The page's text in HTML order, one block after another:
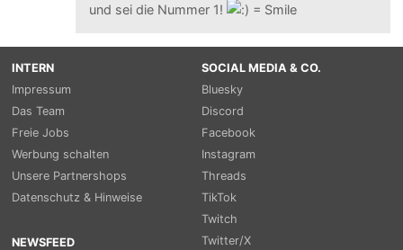
und sei die Nummer 1!
INTERN
Impressum
Das Team
Freie Jobs
Werbung schalten
Unsere Partnershops
Datenschutz & Hinweise
NEWSFEED
SOCIAL MEDIA & CO.
Bluesky
Discord
Facebook
Instagram
Threads
TikTok
Twitch
Twitter/X